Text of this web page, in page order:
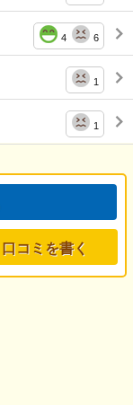
4 6
1
1
口コミを書く